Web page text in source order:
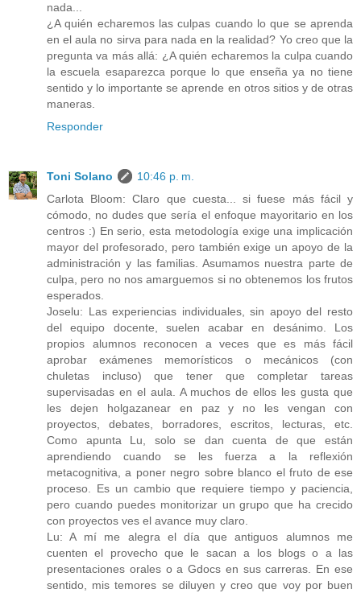
nada...
¿A quién echaremos las culpas cuando lo que se aprenda
en el aula no sirva para nada en la realidad? Yo creo que la
pregunta va más allá: ¿A quién echaremos la culpa cuando
la escuela esaparezca porque lo que enseña ya no tiene
sentido y lo importante se aprende en otros sitios y de otras
maneras.
Responder
Toni Solano
10:46 p. m.
Carlota Bloom: Claro que cuesta... si fuese más fácil y
cómodo, no dudes que sería el enfoque mayoritario en los
centros :) En serio, esta metodología exige una implicación
mayor del profesorado, pero también exige un apoyo de la
administración y las familias. Asumamos nuestra parte de
culpa, pero no nos amarguemos si no obtenemos los frutos
esperados.
Joselu: Las experiencias individuales, sin apoyo del resto
del equipo docente, suelen acabar en desánimo. Los
propios alumnos reconocen a veces que es más fácil
aprobar exámenes memorísticos o mecánicos (con
chuletas incluso) que tener que completar tareas
supervisadas en el aula. A muchos de ellos les gusta que
les dejen holgazanear en paz y no les vengan con
proyectos, debates, borradores, escritos, lecturas, etc.
Como apunta Lu, solo se dan cuenta de que están
aprendiendo cuando se les fuerza a la reflexión
metacognitiva, a poner negro sobre blanco el fruto de ese
proceso. Es un cambio que requiere tiempo y paciencia,
pero cuando puedes monitorizar un grupo que ha crecido
con proyectos ves el avance muy claro.
Lu: A mí me alegra el día que antiguos alumnos me
cuenten el provecho que le sacan a los blogs o a las
presentaciones orales o a Gdocs en sus carreras. En ese
sentido, mis temores se diluyen y creo que voy por buen